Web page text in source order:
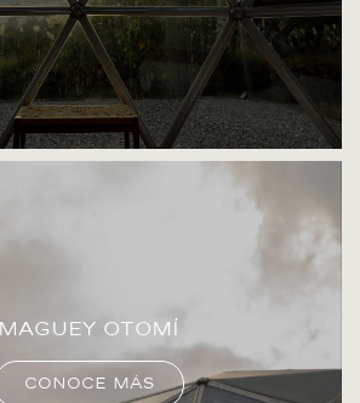
Maguey Otomí
Conoce más